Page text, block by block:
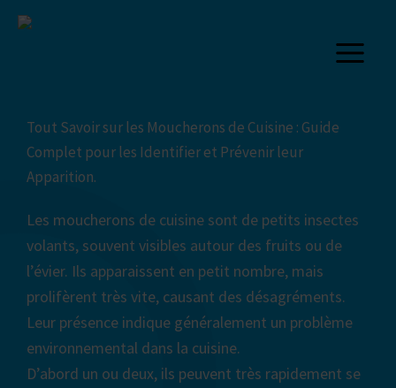
Aller
Tout Savoir sur les Moucherons de Cuisine : Guide
Complet pour les Identifier et Prévenir leur
Apparition.
Les moucherons de cuisine sont de petits insectes
volants, souvent visibles autour des fruits ou de
l’évier. Ils apparaissent en petit nombre, mais
prolifèrent très vite, causant des désagréments.
Leur présence indique généralement un problème
environnemental dans la cuisine.
D’abord un ou deux, ils peuvent très rapidement se